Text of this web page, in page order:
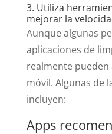
3. Utiliza
mejorar la
Aunque algunas
aplicaciones de
realmente
móvil. Algunas de
incluyen:
Apps